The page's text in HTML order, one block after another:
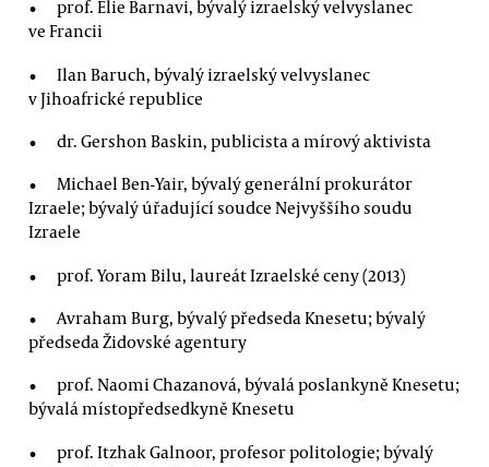
prof. Élie Barnavi, bývalý izraelský velvyslanec
ve Francii
Ilan Baruch, bývalý izraelský velvyslanec
v Jihoafrické republice
dr. Gershon Baskin, publicista a mírový aktivista
Michael Ben-Yair, bývalý generální prokurátor
Izraele; bývalý úřadující soudce Nejvyššího soudu
Izraele
prof. Yoram Bilu, laureát Izraelské ceny (2013)
Avraham Burg, bývalý předseda Knesetu; bývalý
předseda Židovské agentury
prof. Naomi Chazanová, bývalá poslankyně Knesetu;
bývalá místopředsedkyně Knesetu
prof. Itzhak Galnoor, profesor politologie; bývalý